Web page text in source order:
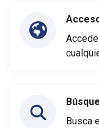
Busca